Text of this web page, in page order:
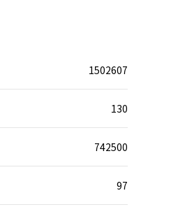
1502607
130
742500
97